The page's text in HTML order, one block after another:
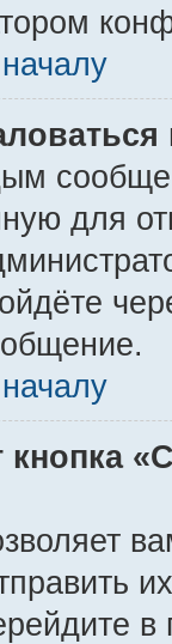
для
кнопка
в